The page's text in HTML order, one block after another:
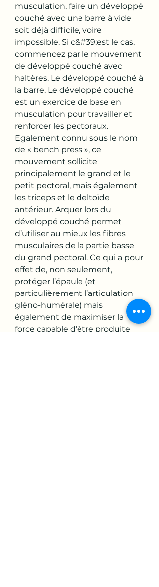
musculation, faire un développé
couché avec une barre à vide
soit déjà difficile, voire
impossible. Si c&#39;est le cas,
commencez par le mouvement
de développé couché avec
haltères. Le développé couché à
la barre. Le développé couché
est un exercice de base en
musculation pour travailler et
renforcer les pectoraux.
Egalement connu sous le nom
de « bench press », ce
mouvement sollicite
principalement le grand et le
petit pectoral, mais également
les triceps et le deltoïde
antérieur. Arquer lors du
développé couché permet
d’utiliser au mieux les fibres
musculaires de la partie basse
du grand pectoral. Ce qui a pour
effet de, non seulement,
protéger l’épaule (et
particulièrement l’articulation
gléno-humérale) mais
également de maximiser la
force capable d’être produite